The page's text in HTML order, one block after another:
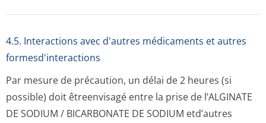
4.5. Interactions avec d'autres médicaments et autres
formesd'interactions
Par mesure de précaution, un délai de 2 heures (si
possible) doit êtreenvisagé entre la prise de l’ALGINATE
DE SODIUM / BICARBONATE DE SODIUM etd’autres